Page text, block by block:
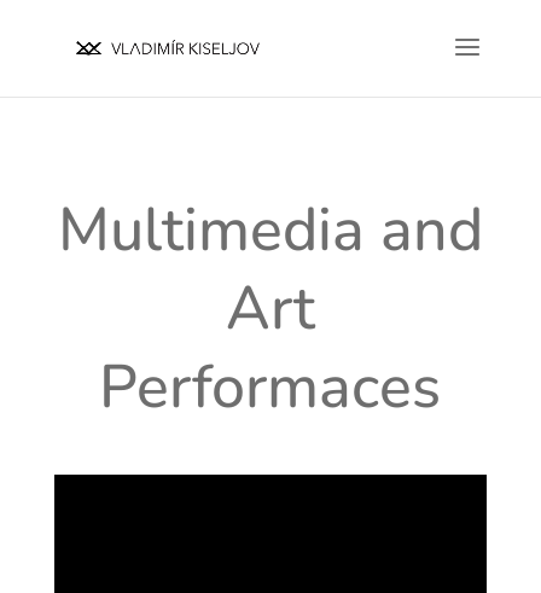
Multimedia and
Art
Performaces